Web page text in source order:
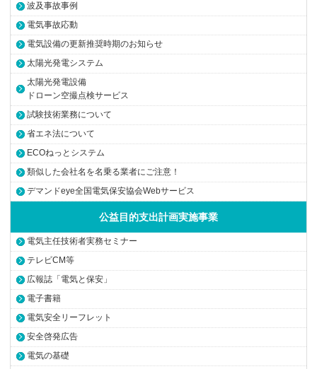
波及事故事例
電気事故応動
電気設備の更新推奨時期のお知らせ
太陽光発電システム
太陽光発電設備
ドローン空撮点検サービス
試験技術業務について
省エネ法について
ECOねっとシステム
類似した会社名を名乗る業者にご注意！
デマンドeye全国電気保安協会Webサービス
公益目的支出計画実施事業
電気主任技術者実務セミナー
テレビCM等
広報誌「電気と保安」
電子書籍
電気安全リーフレット
安全啓発広告
電気の基礎